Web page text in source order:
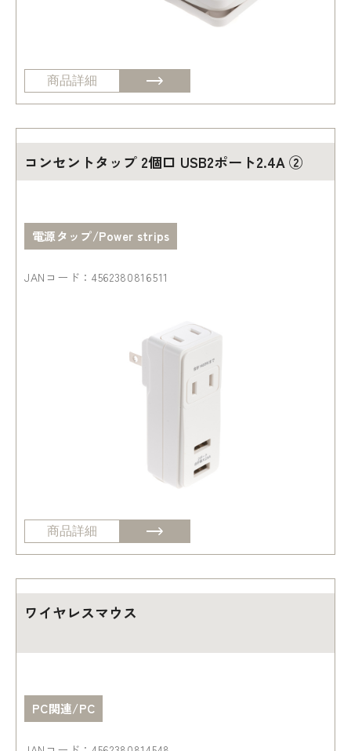
商品詳細
コンセントタップ 2個口 USB2ポート2.4A ②
電源タップ/Power strips
JANコード：4562380816511
商品詳細
ワイヤレスマウス
PC関連/PC